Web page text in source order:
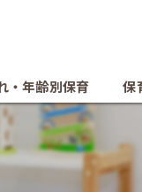
・年齢別保育 保